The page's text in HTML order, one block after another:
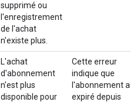
supprimé ou
l'enregistrement
de l'achat
n'existe plus.
L'achat
d'abonnement
n'est plus
disponible pour
Cette erreur
indique que
l'abonnement a
expiré depuis